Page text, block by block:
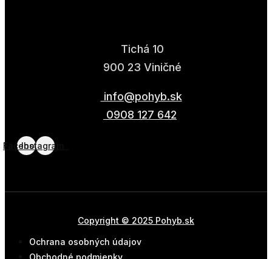
Tichá 10
900 23 Viničné
info@pohyb.sk
0908 127 642
Facebook
Instagram
Copyright © 2025 Pohyb.sk
Ochrana osobných údajov